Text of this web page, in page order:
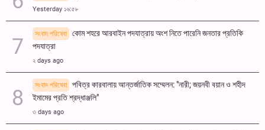
Yesterday ১৬:৫৮
সংবাদ পরিষেবা
কোম শহরে আরবাইন পদযাত্রায় অংশ নিতে পারেনি জনতার প্রতিকি
পদযাত্রা
২ days ago
সংবাদ পরিষেবা
পবিত্র কারবালায় আন্তর্জাতিক সম্মেলন: "নারী; জয়নবী বয়ান ও শহীদ
ইমামের প্রতি শ্রদ্ধাঞ্জলি"
৩ days ago